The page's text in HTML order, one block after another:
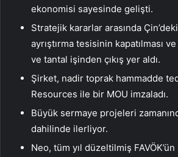
ekonomisi sayesinde gelişti.
Stratejik kararlar arasında
ayrıştırma tesisinin kapatılması
ve tantal işinden çıkış yer aldı.
Şirket, nadir toprak hammadde
Resources ile bir MOU imzaladı.
Büyük sermaye projeleri
dahilinde ilerliyor.
Neo, tüm yıl düzeltilmiş